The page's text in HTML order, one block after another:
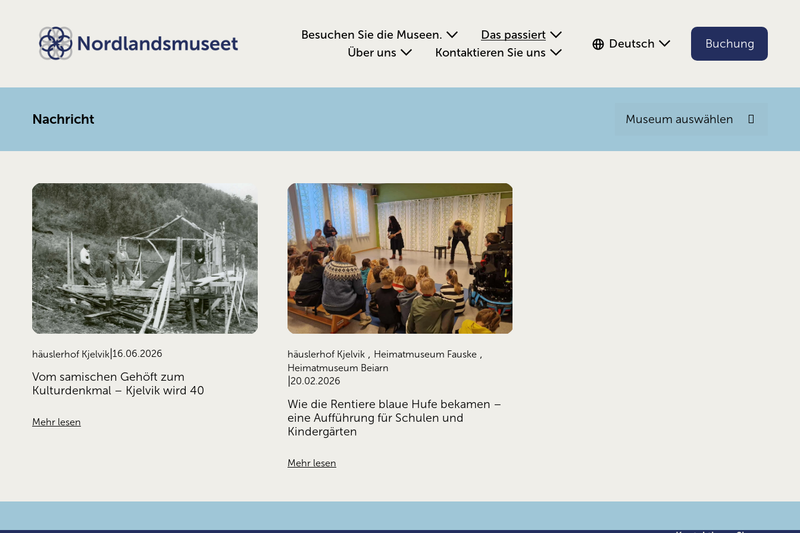
Besuchen Sie die Museen.
Das passiert
Über uns
Kontaktieren Sie uns
Deutsch Buchung
Nachricht Museum auswählen
häuslerhof Kjelvik 16.06.2026
Vom samischen Gehöft zum
Kulturdenkmal – Kjelvik wird 40
Mehr lesen
häuslerhof Kjelvik , Heimatmuseum Fauske ,
Heimatmuseum Beiarn
20.02.2026
Wie die Rentiere blaue Hufe bekamen –
eine Aufführung für Schulen und
Kindergärten
Mehr lesen